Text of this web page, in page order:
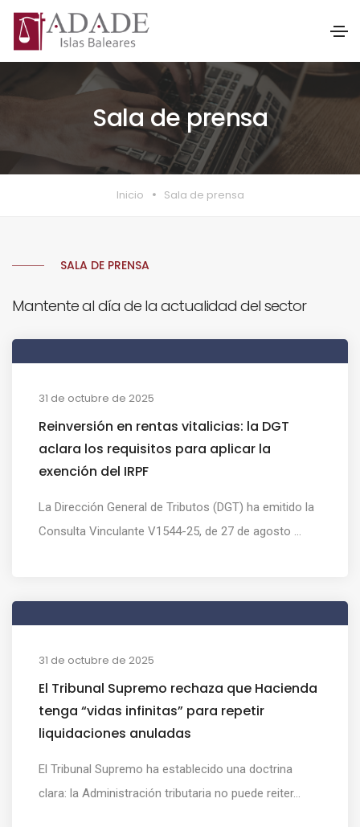
Sala de prensa
Inicio Sala de prensa
SALA DE PRENSA
Mantente al día de la actualidad del sector
31 de octubre de 2025
Reinversión en rentas vitalicias: la DGT
aclara los requisitos para aplicar la
exención del IRPF
La Dirección General de Tributos (DGT) ha emitido la
Consulta Vinculante V1544-25, de 27 de agosto ...
31 de octubre de 2025
El Tribunal Supremo rechaza que Hacienda
tenga “vidas infinitas” para repetir
liquidaciones anuladas
El Tribunal Supremo ha establecido una doctrina
clara: la Administración tributaria no puede reiter...